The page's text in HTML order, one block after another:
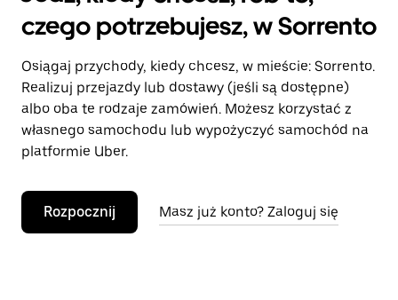
czego potrzebujesz, w Sorrento
Osiągaj przychody, kiedy chcesz, w mieście: Sorrento.
Realizuj przejazdy lub dostawy (jeśli są dostępne)
albo oba te rodzaje zamówień. Możesz korzystać z
własnego samochodu lub wypożyczyć samochód na
platformie Uber.
Rozpocznij Masz już konto? Zaloguj się